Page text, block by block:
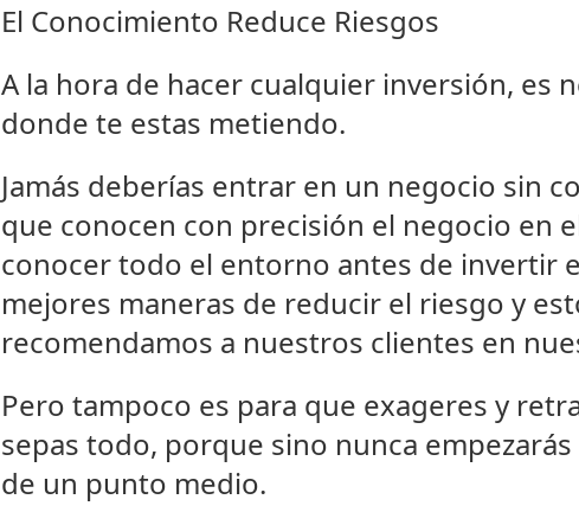
El Conocimiento Reduce Riesgos
A la hora de hacer cualquier inversión, es
donde te estas metiendo.
Jamás deberías entrar en un negocio sin
que conocen con precisión el negocio en
conocer todo el entorno antes de invertir
mejores maneras de reducir el riesgo y
recomendamos a nuestros clientes en
Pero tampoco es para que exageres y
sepas todo, porque sino nunca
de un punto medio.